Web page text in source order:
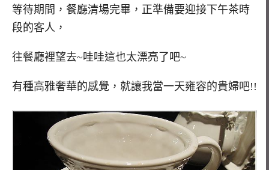
等待期間，餐廳清場完畢，正準備要迎接下午茶時
段的客人，
往餐廳裡望去~哇哇這也太漂亮了吧~
有種高雅奢華的感覺，就讓我當一天雍容的貴婦吧!!